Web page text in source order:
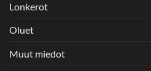
Lonkerot
Oluet
Muut miedot